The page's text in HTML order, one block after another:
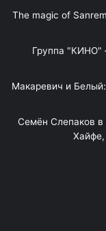
"The magic of
Группа "КИНО"
Макаревич и
Семён Слепаков
Хайфе,